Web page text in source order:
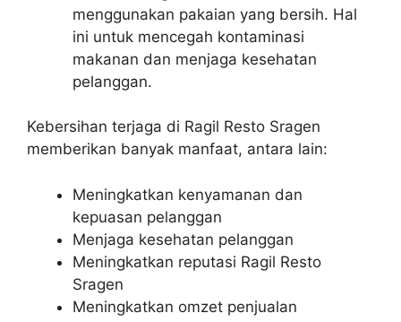
menggunakan pakaian yang bersih. Hal
ini untuk mencegah kontaminasi
makanan dan menjaga kesehatan
pelanggan.
Kebersihan terjaga di Ragil Resto Sragen
memberikan banyak manfaat, antara lain:
Meningkatkan kenyamanan dan
kepuasan pelanggan
Menjaga kesehatan pelanggan
Meningkatkan reputasi Ragil Resto
Sragen
Meningkatkan omzet penjualan